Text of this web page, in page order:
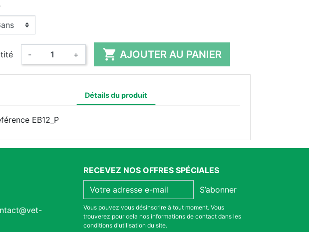
- +  AJOUTER AU PANIER
Détails du produit
EB12_P
RECEVEZ NOS OFFRES SPÉCIALES
S’abonner
Vous pouvez vous désinscrire à tout moment. Vous
trouverez pour cela nos informations de contact dans les
conditions d'utilisation du site.